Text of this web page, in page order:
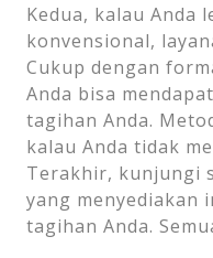
Kedua, kalau Anda
konvensional,
Cukup dengan
Anda bisa
tagihan Anda.
kalau Anda tidak
Terakhir, kunjungi
yang menyediakan
tagihan Anda.